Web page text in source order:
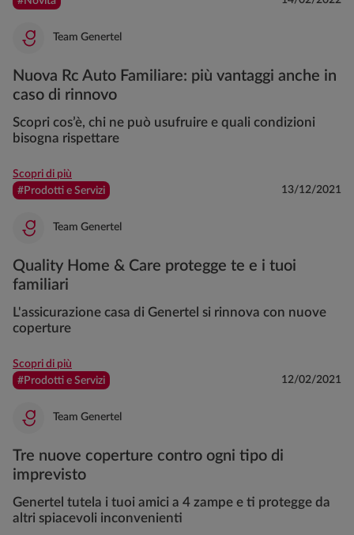
Team Genertel
Nuova Rc Auto Familiare: più vantaggi anche in
caso di rinnovo
Scopri cos’è, chi ne può usufruire e quali condizioni
bisogna rispettare
Scopri di più
#Prodotti e Servizi
13/12/2021
Team Genertel
Quality Home & Care protegge te e i tuoi
familiari
L'assicurazione casa di Genertel si rinnova con nuove
coperture
Scopri di più
#Prodotti e Servizi
12/02/2021
Team Genertel
Tre nuove coperture contro ogni tipo di
imprevisto
Genertel tutela i tuoi amici a 4 zampe e ti protegge da
altri spiacevoli inconvenienti